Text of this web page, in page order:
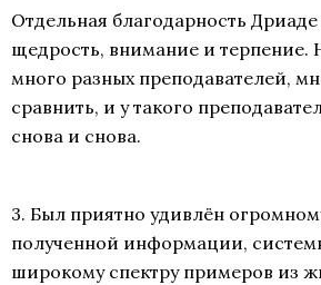
Отдельная благодарность
щедрость, внимание и терпение.
много разных преподавателей,
сравнить, и у такого
снова и снова.
3. Был приятно удивлён
полученной информации,
широкому спектру примеров из